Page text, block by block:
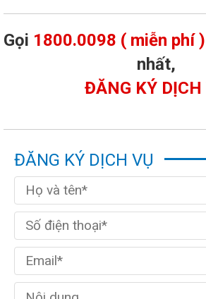
Gọi 1800.0098 ( miễn phí )
nhất,
ĐĂNG KÝ DỊCH
ĐĂNG KÝ DỊCH VỤ